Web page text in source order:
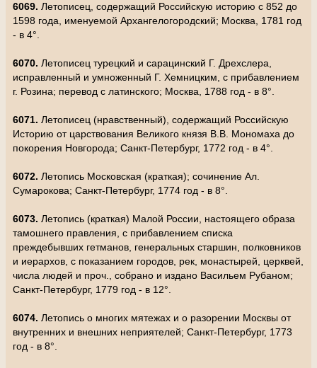
6069. Летописец, содержащий Российскую историю с 852 до
1598 года, именуемой Архангелогородский; Москва, 1781 год
- в 4°.
6070. Летописец турецкий и сарацинский Г. Дрехслера,
исправленный и умноженный Г. Хемницким, с прибавлением
г. Розина; перевод с латинского; Москва, 1788 год - в 8°.
6071. Летописец (нравственный), содержащий Российскую
Историю от царствования Великого князя В.В. Мономаха до
покорения Новгорода; Санкт-Петербург, 1772 год - в 4°.
6072. Летопись Московская (краткая); сочинение Ал.
Сумарокова; Санкт-Петербург, 1774 год - в 8°.
6073. Летопись (краткая) Малой России, настоящего образа
тамошнего правления, с прибавлением списка
преждебывших гетманов, генеральных старшин, полковников
и иерархов, с показанием городов, рек, монастырей, церквей,
числа людей и проч., собрано и издано Васильем Рубаном;
Санкт-Петербург, 1779 год - в 12°.
6074. Летопись о многих мятежах и о разорении Москвы от
внутренних и внешних неприятелей; Санкт-Петербург, 1773
год - в 8°.